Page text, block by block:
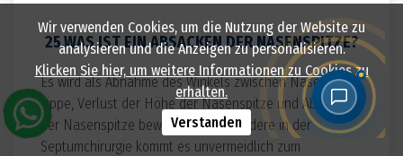
25.WAS IST EIN ABSACKEN DER NASENSPITZE?
Es wird als Abnahme des Winkels zwischen Nase und
Lippe, Verlust der Höhe der Nasenspitze und Absinken
der Nasenspitze bewertet. Insbesondere in der
Septumchirurgie kommt es unvermeidlich zum
Wir verwenden Cookies, um die Nutzung der Website zu
analysieren und die Anzeigen zu personalisieren.
Klicken Sie hier, um weitere Informationen zu Cookies zu
erhalten.
Verstanden